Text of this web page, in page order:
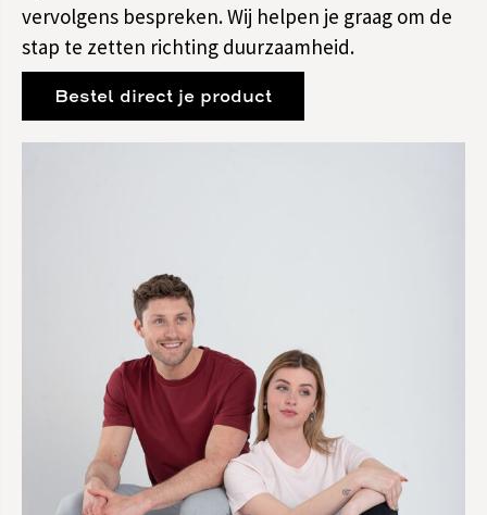
vervolgens bespreken. Wij helpen je graag om de
stap te zetten richting duurzaamheid.
Bestel direct je product